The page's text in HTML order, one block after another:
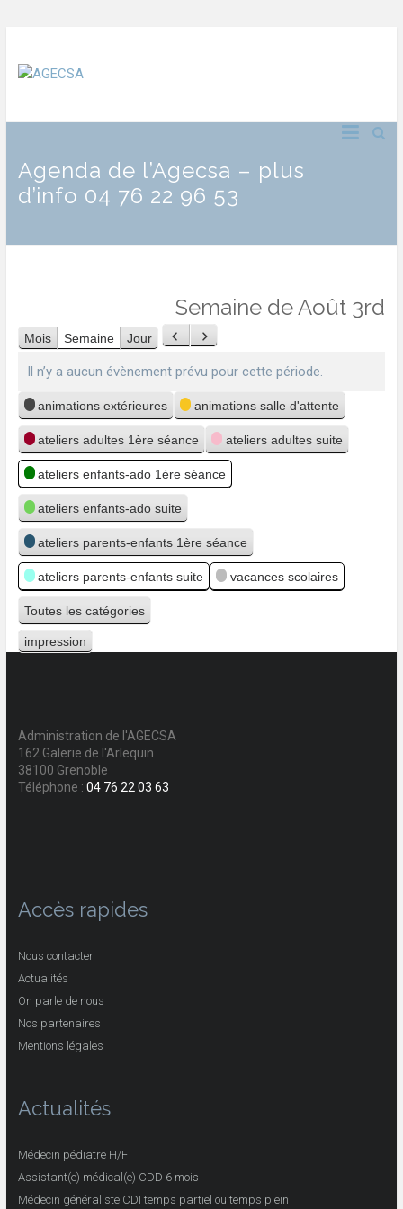
Agenda de l’Agecsa – plus
d’info 04 76 22 96 53
Semaine de Août 3rd
Mois Semaine Jour Précédent
Suivant
Il n’y a aucun évènement prévu pour cette période.
Catégories
animations extérieures animations salle d'attente
ateliers adultes 1ère séance ateliers adultes suite
ateliers enfants-ado 1ère séance
ateliers enfants-ado suite
ateliers parents-enfants 1ère séance
ateliers parents-enfants suite vacances scolaires
Toutes les catégories
Vue
impression
Administration de l'AGECSA
162 Galerie de l'Arlequin
38100 Grenoble
Téléphone : 04 76 22 03 63
Accès rapides
Nous contacter
Actualités
On parle de nous
Nos partenaires
Mentions légales
Actualités
Médecin pédiatre H/F
Assistant(e) médical(e) CDD 6 mois
Médecin généraliste CDI temps partiel ou temps plein